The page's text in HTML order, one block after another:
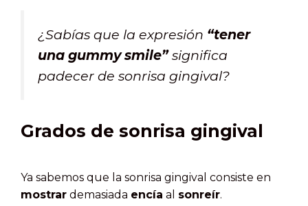
¿Sabías que la expresión “tener
una gummy smile”significa
padecer de sonrisa gingival?
Grados de sonrisa gingival
Ya sabemos que la sonrisa gingival consiste en
mostrar demasiada encía al sonreír.